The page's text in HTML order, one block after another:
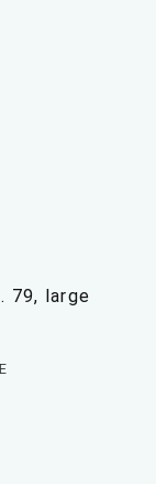
79, large